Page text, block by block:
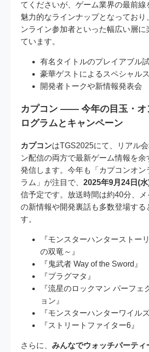
てくださいが、ゲーム業界の最前線
魅力的なラインナップとなっており
ンライン参加者といった幅広い層に
ています。
有名タイトルのプレイアブル
豪華ゲストによるスペシャル
開発者トークや新情報発表会
カプコン —— 今年の目玉・オ
ログラムとキャンペーン
カプコンはTGS2025にて、リアル
ン配信の両方で最新ゲーム情報を余
発信します。今年も「カプコンオン
ラム」が注目で、2025年9月24日(
信予定です。放送時間は約40分、
の新情報や開発裏話も多数登場する
す。
『モンスターハンターストー
の双竜～』
『鬼武者 Way of the Sword』
『プラグマタ』
『流星のロックマン パーフェ
ョン』
『モンスターハンターワイルズ
『ストリートファイター6』
さらに、みんなでウォッチパーティ